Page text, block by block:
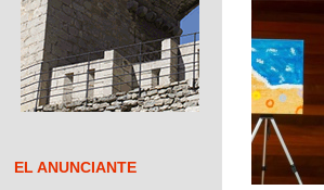
EL ANUNCIANTE